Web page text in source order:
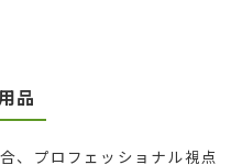
品
、プロフェッショナル視点